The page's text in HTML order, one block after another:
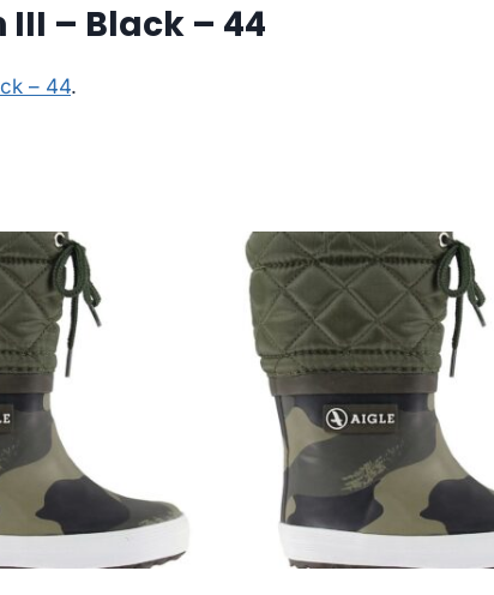
– Black – 44
– 44.